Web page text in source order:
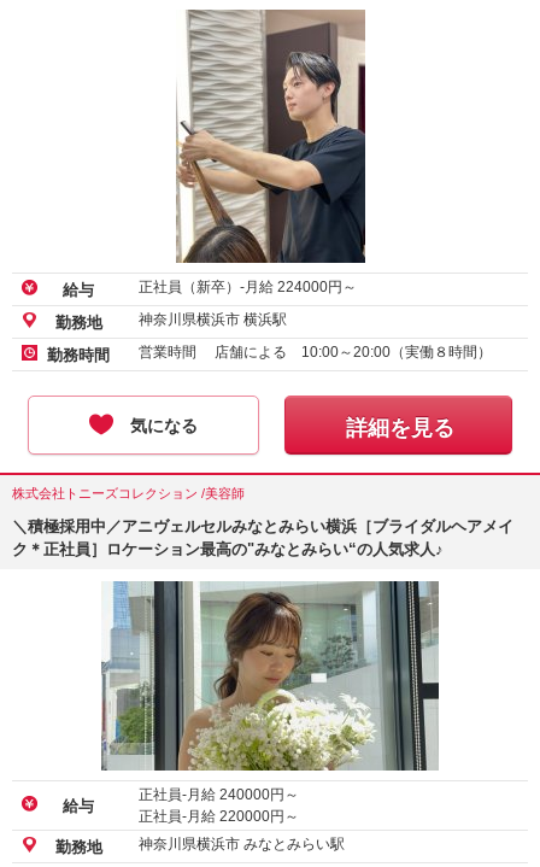
給与 正社員（新卒）-月給 224000円～
勤務地 神奈川県横浜市 横浜駅
勤務時間 営業時間 店舗による 10:00～20:00（実働８時間）
気になる 詳細を見る
株式会社トニーズコレクション /美容師
＼積極採用中／アニヴェルセルみなとみらい横浜［ブライダルヘアメイ
ク＊正社員］ロケーション最高の"みなとみらい“の人気求人♪
給与
正社員-月給 240000円～
正社員-月給 220000円～
勤務地 神奈川県横浜市 みなとみらい駅